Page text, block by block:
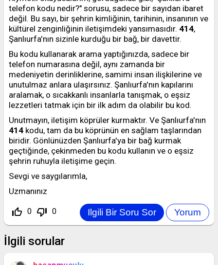
telefon kodu nedir?" sorusu, sadece bir sayıdan ibaret
değil. Bu sayı, bir şehrin kimliğinin, tarihinin, insanının ve
kültürel zenginliğinin iletişimdeki yansımasıdır. 414,
Şanlıurfa'nın sizinle kurduğu bir bağ, bir davettir.
Bu kodu kullanarak arama yaptığınızda, sadece bir
telefon numarasına değil, aynı zamanda bir
medeniyetin derinliklerine, samimi insan ilişkilerine ve
unutulmaz anlara ulaşırsınız. Şanlıurfa'nın kapılarını
aralamak, o sıcakkanlı insanlarla tanışmak, o eşsiz
lezzetleri tatmak için bir ilk adım da olabilir bu kod.
Unutmayın, iletişim köprüler kurmaktır. Ve Şanlıurfa'nın
414 kodu, tam da bu köprünün en sağlam taşlarından
biridir. Gönlünüzden Şanlıurfa'ya bir bağ kurmak
geçtiğinde, çekinmeden bu kodu kullanın ve o eşsiz
şehrin ruhuyla iletişime geçin.
Sevgi ve saygılarımla,
Uzmanınız
thumb_up_off_alt 0 thumb_down_off_alt 0
İlgili sorular